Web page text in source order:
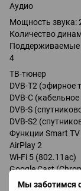
Мы заботимся
Аудио
Мощность звука:
Количество
Поддерживаемые
4
ТВ-тюнер
DVB-T2 (эфирное
DVB-C
DVB-S
DVB-S2
Функции Smart TV
AirPlay 2
Wi-Fi 5 (802.11ac)
Google Cast
Bluetooth 5.3